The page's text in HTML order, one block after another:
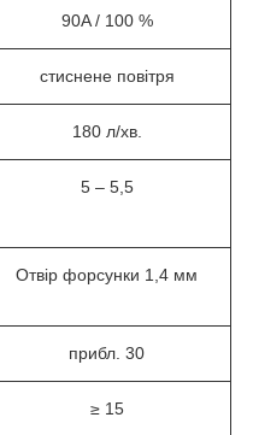
90A / 100 %
стиснене повітря
180 л/хв.
5 – 5,5
Отвір форсунки 1,4 мм
прибл. 30
≥ 15